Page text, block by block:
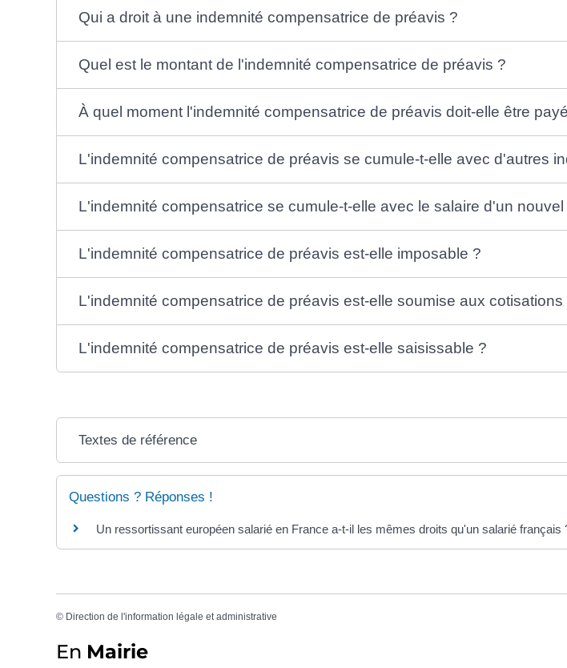
Qui a droit à une indemnité compensatrice de préavis ?
Quel est le montant de l'indemnité compensatrice de préavis ?
À quel moment l'indemnité compensatrice de préavis doit-elle être
L'indemnité compensatrice de préavis se cumule-t-elle avec d'autres
L'indemnité compensatrice se cumule-t-elle avec le salaire d'un nouvel
L'indemnité compensatrice de préavis est-elle imposable ?
L'indemnité compensatrice de préavis est-elle soumise aux cotisations
L'indemnité compensatrice de préavis est-elle saisissable ?
Textes de référence
Questions ? Réponses !
Un ressortissant européen salarié en France a-t-il les mêmes droits qu'un salarié français
© Direction de l'information légale et administrative
En Mairie